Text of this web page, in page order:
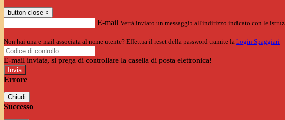
button close ×
E-mail Verrà inviato un messaggio all'indirizzo indicato con le
Non hai una e-mail associata al nome utente? Effettua il reset della password tramite la Login Spaggiari
E-mail inviata, si prega di controllare la casella di posta elettronica!
Errore
Chiudi
Successo